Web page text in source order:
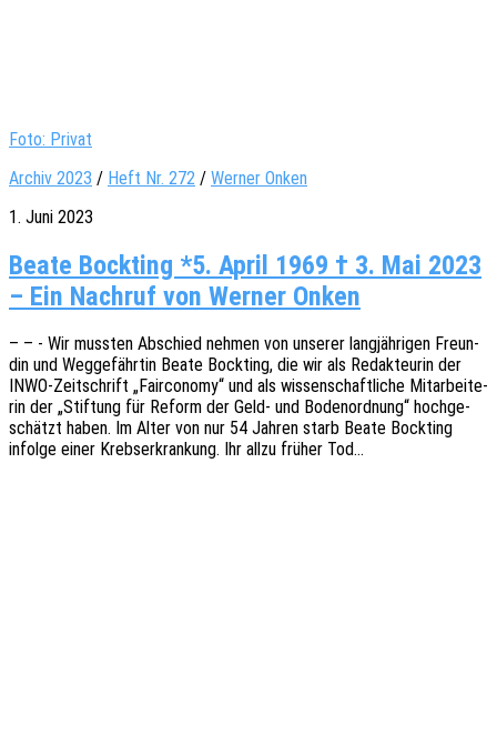
Foto: Privat
Archiv 2023 / Heft Nr. 272 / Werner Onken
1. Juni 2023
Beate Bockting *5. April 1969 † 3. Mai 2023
– Ein Nachruf von Werner Onken
– – - Wir muss­ten Abschied nehmen von unse­rer lang­jäh­ri­gen Freun­
din und Weggefährtin Beate Bock­ting, die wir als Redak­teu­rin der
INWO-Zeit­­schrift „Fair­co­no­my“ und als wissen­schaft­li­che Mitar­bei­te­
rin der „Stif­tung für Reform der Geld- und Boden­ord­nung“ hoch­ge­
schätzt haben. Im Alter von nur 54 Jahren starb Beate Bock­ting
infol­ge einer Krebs­er­kran­kung. Ihr allzu früher Tod…